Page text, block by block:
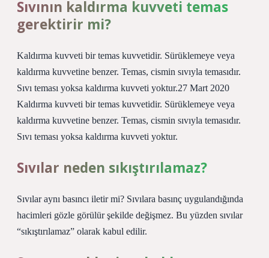
Sıvının kaldırma kuvveti temas
gerektirir mi?
Kaldırma kuvveti bir temas kuvvetidir. Sürüklemeye veya
kaldırma kuvvetine benzer. Temas, cismin sıvıyla temasıdır.
Sıvı teması yoksa kaldırma kuvveti yoktur.27 Mart 2020
Kaldırma kuvveti bir temas kuvvetidir. Sürüklemeye veya
kaldırma kuvvetine benzer. Temas, cismin sıvıyla temasıdır.
Sıvı teması yoksa kaldırma kuvveti yoktur.
Sıvılar neden sıkıştırılamaz?
Sıvılar aynı basıncı iletir mi? Sıvılara basınç uygulandığında
hacimleri gözle görülür şekilde değişmez. Bu yüzden sıvılar
“sıkıştırılamaz” olarak kabul edilir.